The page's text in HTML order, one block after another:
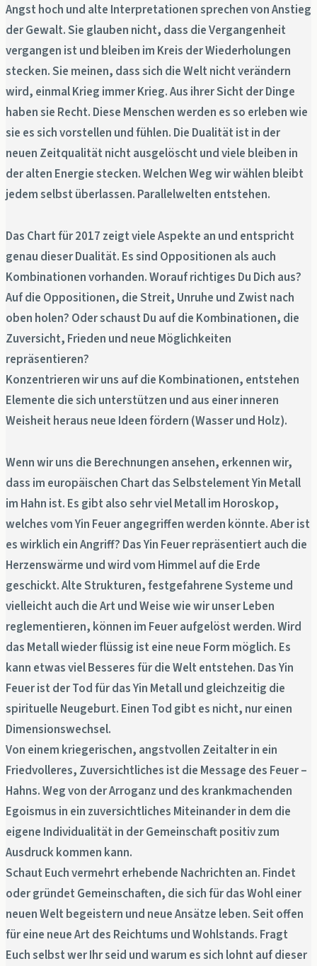
Angst hoch und alte Interpretationen sprechen von Anstieg
der Gewalt. Sie glauben nicht, dass die Vergangenheit
vergangen ist und bleiben im Kreis der Wiederholungen
stecken. Sie meinen, dass sich die Welt nicht verändern
wird, einmal Krieg immer Krieg. Aus ihrer Sicht der Dinge
haben sie Recht. Diese Menschen werden es so erleben wie
sie es sich vorstellen und fühlen. Die Dualität ist in der
neuen Zeitqualität nicht ausgelöscht und viele bleiben in
der alten Energie stecken. Welchen Weg wir wählen bleibt
jedem selbst überlassen. Parallelwelten entstehen.
Das Chart für 2017 zeigt viele Aspekte an und entspricht
genau dieser Dualität. Es sind Oppositionen als auch
Kombinationen vorhanden. Worauf richtiges Du Dich aus?
Auf die Oppositionen, die Streit, Unruhe und Zwist nach
oben holen? Oder schaust Du auf die Kombinationen, die
Zuversicht, Frieden und neue Möglichkeiten
repräsentieren?
Konzentrieren wir uns auf die Kombinationen, entstehen
Elemente die sich unterstützen und aus einer inneren
Weisheit heraus neue Ideen fördern (Wasser und Holz).
Wenn wir uns die Berechnungen ansehen, erkennen wir,
dass im europäischen Chart das Selbstelement Yin Metall
im Hahn ist. Es gibt also sehr viel Metall im Horoskop,
welches vom Yin Feuer angegriffen werden könnte. Aber ist
es wirklich ein Angriff? Das Yin Feuer repräsentiert auch die
Herzenswärme und wird vom Himmel auf die Erde
geschickt. Alte Strukturen, festgefahrene Systeme und
vielleicht auch die Art und Weise wie wir unser Leben
reglementieren, können im Feuer aufgelöst werden. Wird
das Metall wieder flüssig ist eine neue Form möglich. Es
kann etwas viel Besseres für die Welt entstehen. Das Yin
Feuer ist der Tod für das Yin Metall und gleichzeitig die
spirituelle Neugeburt. Einen Tod gibt es nicht, nur einen
Dimensionswechsel.
Von einem kriegerischen, angstvollen Zeitalter in ein
Friedvolleres, Zuversichtliches ist die Message des Feuer –
Hahns. Weg von der Arroganz und des krankmachenden
Egoismus in ein zuversichtliches Miteinander in dem die
eigene Individualität in der Gemeinschaft positiv zum
Ausdruck kommen kann.
Schaut Euch vermehrt erhebende Nachrichten an. Findet
oder gründet Gemeinschaften, die sich für das Wohl einer
neuen Welt begeistern und neue Ansätze leben. Seit offen
für eine neue Art des Reichtums und Wohlstands. Fragt
Euch selbst wer Ihr seid und warum es sich lohnt auf dieser